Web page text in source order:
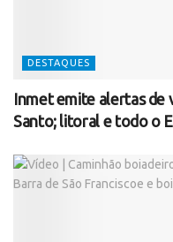
DESTAQUES
Inmet emite alertas de
Santo; litoral e todo o